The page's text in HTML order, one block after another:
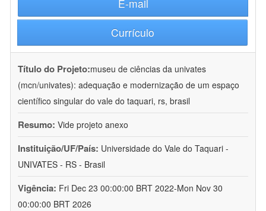
E-mail
Currículo
Título do Projeto:museu de ciências da univates
(mcn/univates): adequação e modernização de um espaço
científico singular do vale do taquari, rs, brasil
Resumo: Vide projeto anexo
Instituição/UF/País: Universidade do Vale do Taquari -
UNIVATES - RS - Brasil
Vigência: Fri Dec 23 00:00:00 BRT 2022-Mon Nov 30
00:00:00 BRT 2026